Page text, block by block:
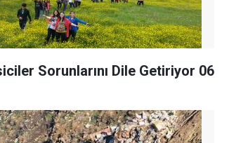
Sorunlarını Dile Getiriyor 06